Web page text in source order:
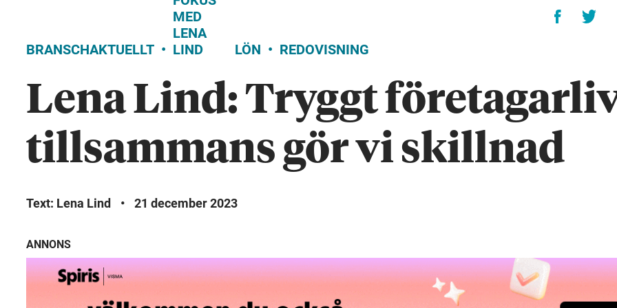
BRANSCHAKTUELLT
MED
LENA
LIND
LÖN REDOVISNING
Lena Lind: Tryggt
tillsammans gör vi skillnad
Text: Lena Lind • 21 december 2023
ANNONS